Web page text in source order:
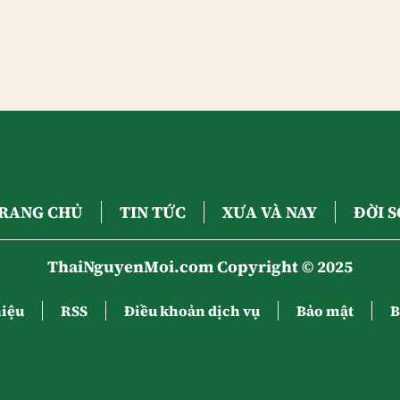
CHỦ TIN TỨC XƯA VÀ NAY ĐỜI
ThaiNguyenMoi.com Copyright © 2025
RSS Điều khoản dịch vụ Bảo mật